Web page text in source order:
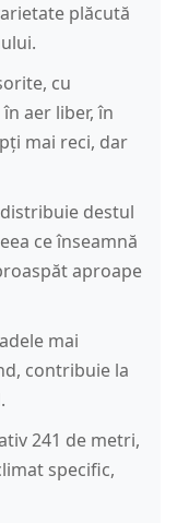
plăcută
cu
aer liber, în
mai reci, dar
destul
ce înseamnă
aproape
mai
contribuie la
241 de metri,
specific,